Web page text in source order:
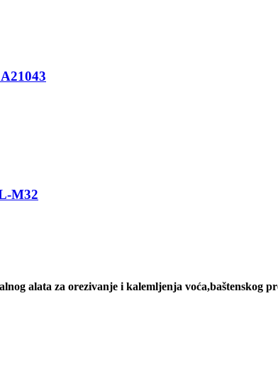
M32
alata za orezivanje i kalemljenja voća,baštenskog